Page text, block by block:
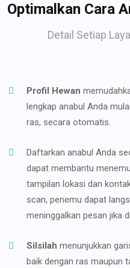
Optimalkan Cara
Detail Setiap
Profil Hewan
lengkap anabul Anda
ras, secara otomatis.
Daftarkan anabul Anda
dapat membantu
tampilan lokasi dan
scan, penemu dapat
meninggalkan pesan jika
Silsilah menunjukkan
baik dengan ras maupun